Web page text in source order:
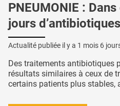
PNEUMONIE :
jours
Actualité publiée il y a 1 mois 6
Des traitements antibiotiques
résultats similaires à ceux de
certains patients plus stables,